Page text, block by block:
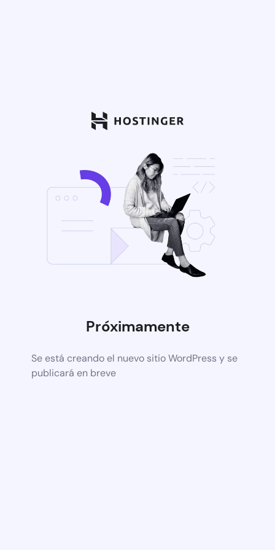
Próximamente
Se está creando el nuevo sitio WordPress y se
publicará en breve